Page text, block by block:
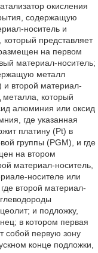
окисления
содержащую
носитель и
представляет
на первом
материал-носитель;
металл
и второй материал-
металла, который
алюминия или оксид
где указанная
платину (Pt) в
группы (PGM), и где
на втором
материал-носитель,
носителе или
второй материал-
и подложку,
в котором первая
собой первую зону
конце подложки,